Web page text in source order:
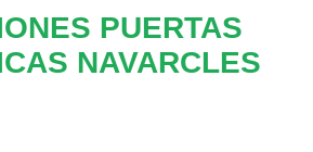
PUERTAS
NAVARCLES